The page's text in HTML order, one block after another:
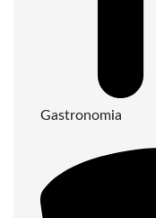
Gastronomia